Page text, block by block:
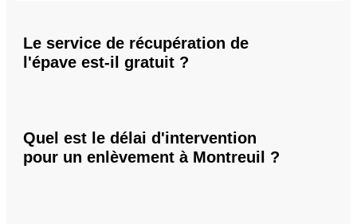
Le service de récupération de
l'épave est-il gratuit ?
Quel est le délai d'intervention
pour un enlèvement à Montreuil ?